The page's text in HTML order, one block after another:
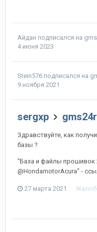
Айдан подписался на
4 июня 2023
Stein576 подписался на
9 ноября 2021
sergxp
Здравствуйте, как
базы ?
"База и файлы прошивок
@HondamotorAcura" -
27 марта 2021